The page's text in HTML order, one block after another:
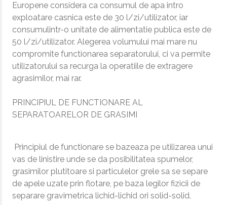
Europene considera ca consumul de apa intro
exploatare casnica este de 30 l/zi/utilizator, iar
consumulintr-o unitate de alimentatie publica este de
50 l/zi/utilizator. Alegerea volumului mai mare nu
compromite functionarea separatorului, ci va permite
utilizatorului sa recurga la operatiile de extragere
agrasimilor, mai rar.
PRINCIPIUL DE FUNCTIONARE AL
SEPARATOARELOR DE GRASIMI
Principiul de functionare se bazeaza pe utilizarea unui
vas de linistire unde se da posibilitatea spumelor,
grasimilor plutitoare si particulelor grele sa se separe
de apele uzate prin flotare, pe baza legilor fizicii de
separare gravimetrica lichid-lichid ori solid-solid.